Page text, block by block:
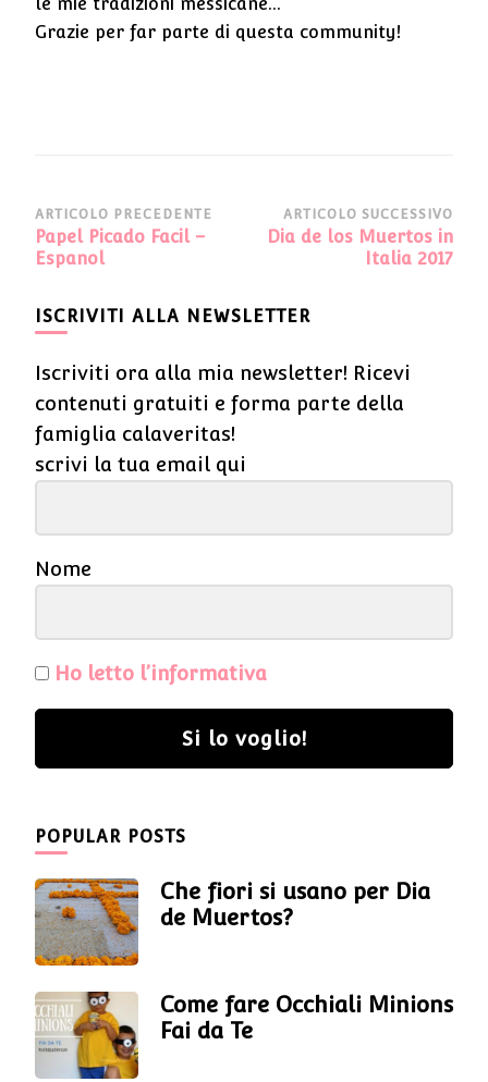
le mie tradizioni messicane...
Grazie per far parte di questa community!
Navigazione
articoli
ARTICOLO PRECEDENTE
Papel Picado Facil –
Espanol
ARTICOLO SUCCESSIVO
Dia de los Muertos in
Italia 2017
ISCRIVITI ALLA NEWSLETTER
Iscriviti ora alla mia newsletter! Ricevi
contenuti gratuiti e forma parte della
famiglia calaveritas!
scrivi la tua email qui
Nome
Ho letto l’informativa
Si lo voglio!
POPULAR POSTS
Che fiori si usano per Dia
de Muertos?
Come fare Occhiali Minions
Fai da Te